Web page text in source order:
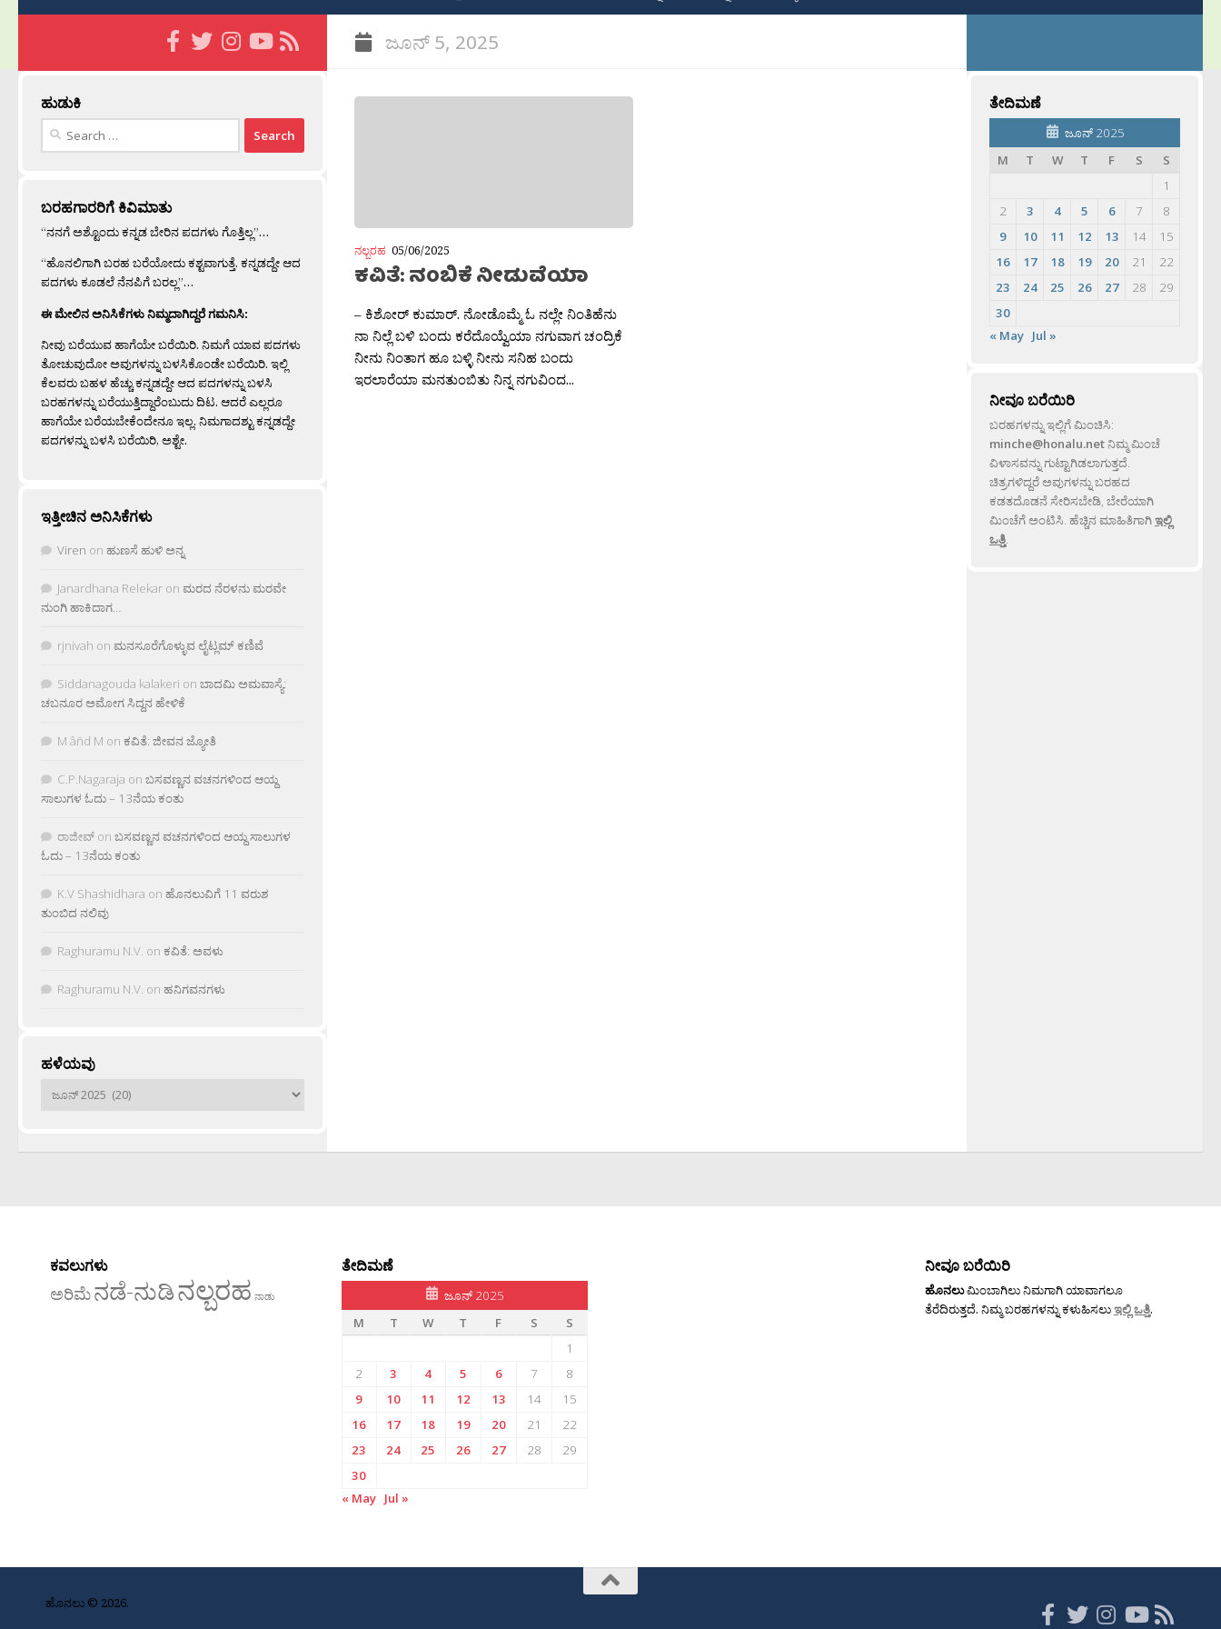
ಜೂನ್ 5, 2025
ನಲ್ಬರಹ 05/06/2025
ಕವಿತೆ: ನಂಬಿಕೆ ನೀಡುವೆಯಾ
– ಕಿಶೋರ್ ಕುಮಾರ್. ನೋಡೊಮ್ಮೆ ಓ ನಲ್ಲೇ ನಿಂತಿಹೆನು
ನಾ ನಿಲ್ಲೆ ಬಳಿ ಬಂದು ಕರೆದೊಯ್ವೆಯಾ ನಗುವಾಗ ಚಂದ್ರಿಕೆ
ನೀನು ನಿಂತಾಗ ಹೂ ಬಳ್ಳಿ ನೀನು ಸನಿಹ ಬಂದು
ಇರಲಾರೆಯಾ ಮನತುಂಬಿತು ನಿನ್ನ ನಗುವಿಂದ...
ಹುಡುಕಿ
Search
ಬರಹಗಾರರಿಗೆ ಕಿವಿಮಾತು
“ನನಗೆ ಅಶ್ಟೊಂದು ಕನ್ನಡ ಬೇರಿನ ಪದಗಳು ಗೊತ್ತಿಲ್ಲ”…
“ಹೊನಲಿಗಾಗಿ ಬರಹ ಬರೆಯೋದು ಕಶ್ಟವಾಗುತ್ತೆ. ಕನ್ನಡದ್ದೇ ಆದ
ಪದಗಳು ಕೂಡಲೆ ನೆನಪಿಗೆ ಬರಲ್ಲ”…
ಈ ಮೇಲಿನ ಅನಿಸಿಕೆಗಳು ನಿಮ್ಮದಾಗಿದ್ದರೆ ಗಮನಿಸಿ:
ನೀವು ಬರೆಯುವ ಹಾಗೆಯೇ ಬರೆಯಿರಿ. ನಿಮಗೆ ಯಾವ ಪದಗಳು
ತೋಚುವುದೋ ಅವುಗಳನ್ನು ಬಳಸಿಕೊಂಡೇ ಬರೆಯಿರಿ. ಇಲ್ಲಿ
ಕೆಲವರು ಬಹಳ ಹೆಚ್ಚು ಕನ್ನಡದ್ದೇ ಆದ ಪದಗಳನ್ನು ಬಳಸಿ
ಬರಹಗಳನ್ನು ಬರೆಯುತ್ತಿದ್ದಾರೆಂಬುದು ದಿಟ. ಆದರೆ ಎಲ್ಲರೂ
ಹಾಗೆಯೇ ಬರೆಯಬೇಕೆಂದೇನೂ ಇಲ್ಲ. ನಿಮಗಾದಶ್ಟು ಕನ್ನಡದ್ದೇ
ಪದಗಳನ್ನು ಬಳಸಿ ಬರೆಯಿರಿ, ಅಶ್ಟೇ.
ಇತ್ತೀಚಿನ ಅನಿಸಿಕೆಗಳು
Viren on ಹುಣಸೆ ಹುಳಿ ಅನ್ನ
Janardhana Relekar on ಮರದ ನೆರಳನು ಮರವೇ
ನುಂಗಿ ಹಾಕಿದಾಗ…
rjnivah on ಮನಸೂರೆಗೊಳ್ಳುವ ಲೈಟ್ಲಮ್ ಕಣಿವೆ
Siddanagouda kalakeri on ಬಾದಮಿ ಅಮವಾಸ್ಯೆ:
ಚಬನೂರ ಅಮೋಗ ಸಿದ್ದನ ಹೇಳಿಕೆ
M âñd M on ಕವಿತೆ: ಜೀವನ ಜ್ಯೋತಿ
C.P.Nagaraja on ಬಸವಣ್ಣನ ವಚನಗಳಿಂದ ಆಯ್ದ
ಸಾಲುಗಳ ಓದು – 13ನೆಯ ಕಂತು
ರಾಜೀವ್ on ಬಸವಣ್ಣನ ವಚನಗಳಿಂದ ಆಯ್ದ ಸಾಲುಗಳ
ಓದು – 13ನೆಯ ಕಂತು
K.V Shashidhara on ಹೊನಲುವಿಗೆ 11 ವರುಶ
ತುಂಬಿದ ನಲಿವು
Raghuramu N.V. on ಕವಿತೆ: ಅವಳು
Raghuramu N.V. on ಹನಿಗವನಗಳು
ಹಳೆಯವು
ಹಳೆಯವು
ತೇದಿಮಣೆ
ಜೂನ್ 2025
M
T W T F S
S
1
2
3 4 5 6 7
8
9
10 11 12 13 14
15
16
17 18 19 20 21
22
23
24 25 26 27 28
29
30
« May Jul »
ನೀವೂ ಬರೆಯಿರಿ
ಬರಹಗಳನ್ನು ಇಲ್ಲಿಗೆ ಮಿಂಚಿಸಿ:
minche@honalu.netನಿಮ್ಮ ಮಿಂಚೆ
ವಿಳಾಸವನ್ನು ಗುಟ್ಟಾಗಿಡಲಾಗುತ್ತದೆ.
ಚಿತ್ರಗಳಿದ್ದರೆ ಅವುಗಳನ್ನು ಬರಹದ
ಕಡತದೊಡನೆ ಸೇರಿಸಬೇಡಿ, ಬೇರೆಯಾಗಿ
ಮಿಂಚೆಗೆ ಅಂಟಿಸಿ. ಹೆಚ್ಚಿನ ಮಾಹಿತಿಗಾಗಿಇಲ್ಲಿ
ಒತ್ತಿ.
ಕವಲುಗಳು
ಅರಿಮೆನಡೆ-ನುಡಿನಲ್ಬರಹ ನಾಡು
ತೇದಿಮಣೆ
ಜೂನ್ 2025
M
T W T F S
S
1
2
3 4 5 6 7
8
9
10 11 12 13 14
15
16
17 18 19 20 21
22
23
24 25 26 27 28
29
30
« May Jul »
ನೀವೂ ಬರೆಯಿರಿ
ಹೊನಲುಮಿಂಬಾಗಿಲು ನಿಮಗಾಗಿ ಯಾವಾಗಲೂ
ತೆರೆದಿರುತ್ತದೆ. ನಿಮ್ಮ ಬರಹಗಳನ್ನು ಕಳುಹಿಸಲುಇಲ್ಲಿ ಒತ್ತಿ.
ಹೊನಲು © 2026.